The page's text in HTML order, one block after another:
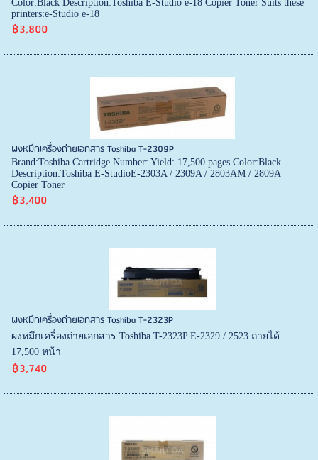
Color:Black Description:Toshiba E-Studio e-18 Copier Toner Suits these
printers:e-Studio e-18
฿3,800
ผงหมึกเครื่องถ่ายเอกสาร Toshiba T-2309P
Brand:Toshiba Cartridge Number: Yield: 17,500 pages Color:Black
Description:Toshiba E-StudioE-2303A / 2309A / 2803AM / 2809A
Copier Toner
฿3,400
ผงหมึกเครื่องถ่ายเอกสาร Toshiba T-2323P
ผงหมึกเครื่องถ่ายเอกสาร Toshiba T-2323P E-2329 / 2523 ถ่ายได้
17,500 หน้า
฿3,740